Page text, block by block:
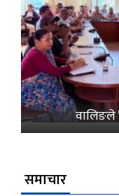
वालिङले
समाचार